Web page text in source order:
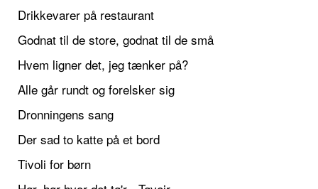
Drikkevarer på restaurant
Godnat til de store, godnat til de små
Hvem ligner det, jeg tænker på?
Alle går rundt og forelsker sig
Dronningens sang
Der sad to katte på et bord
Tivoli for børn